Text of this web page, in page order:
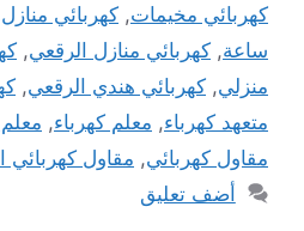
كهربائي مخيمات, كهربائي منازل
ساعة, كهربائي منازل الرقعي,
منزلي, كهربائي هندي الرقعي,
متعهد كهرباء, معلم كهرباء,
مقاول كهربائي, مقاول كهربائي
أضف تعليق